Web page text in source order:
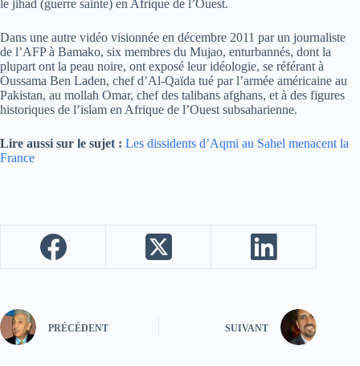
le jihad (guerre sainte) en Afrique de l’Ouest.
Dans une autre vidéo visionnée en décembre 2011 par un journaliste
de l’AFP à Bamako, six membres du Mujao, enturbannés, dont la
plupart ont la peau noire, ont exposé leur idéologie, se référant à
Oussama Ben Laden, chef d’Al-Qaïda tué par l’armée américaine au
Pakistan, au mollah Omar, chef des talibans afghans, et à des figures
historiques de l’islam en Afrique de l’Ouest subsaharienne.
Lire aussi sur le sujet : Les dissidents d’Aqmi au Sahel menacent la
France
PRÉCÉDENT SUIVANT